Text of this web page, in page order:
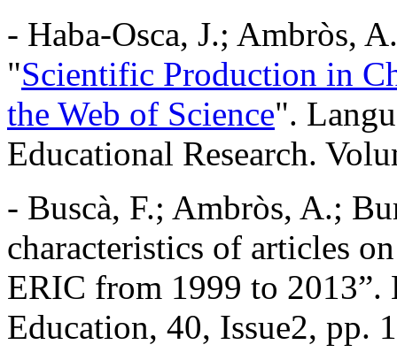
- Haba-Osca, J.; Ambròs,
"Scientific Production in
the Web of Science".
Educational Research.
- Buscà, F.; Ambròs, A.;
characteristics of articles
ERIC from 1999 to 2013”.
Education, 40, Issue2, pp.